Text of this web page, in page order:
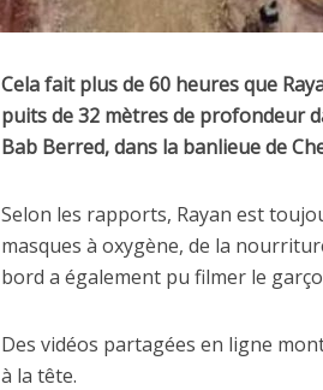
Cela fait plus de 60 heures que
puits de 32 mètres de profondeur
Bab Berred, dans la banlieue de
Selon les rapports, Rayan est
masques à oxygène, de la
bord a également pu filmer le
Des vidéos partagées en ligne
à la tête.